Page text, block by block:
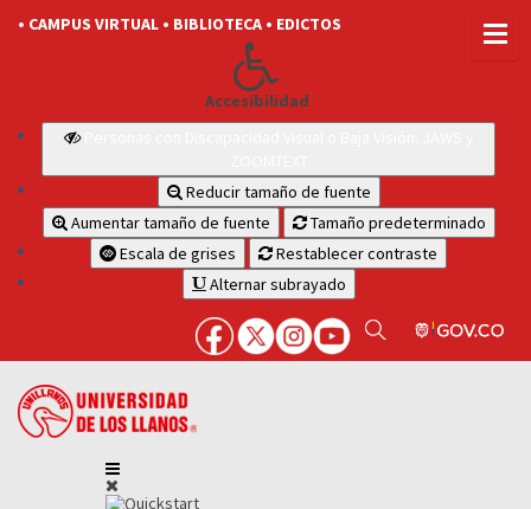
• CAMPUS VIRTUAL • BIBLIOTECA • EDICTOS
Accesibilidad
Reducir tamaño de fuente
Aumentar tamaño de fuente
Tamaño predeterminado
Escala de grises
Restablecer contraste
Alternar subrayado